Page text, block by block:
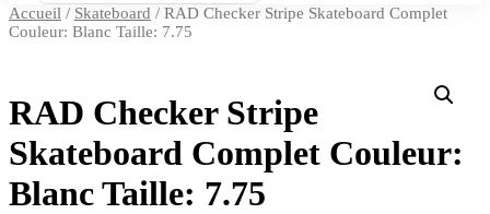
produits
Accueil / Skateboard / RAD Checker Stripe Skateboard Complet
Couleur: Blanc Taille: 7.75
RAD Checker Stripe
Skateboard Complet Couleur:
Blanc Taille: 7.75